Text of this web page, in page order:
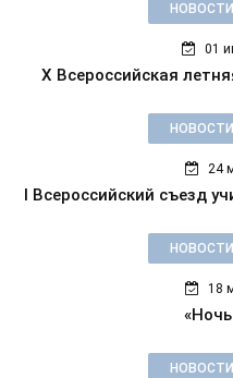
01
X Всероссийская
24
I Всероссийский съезд
18